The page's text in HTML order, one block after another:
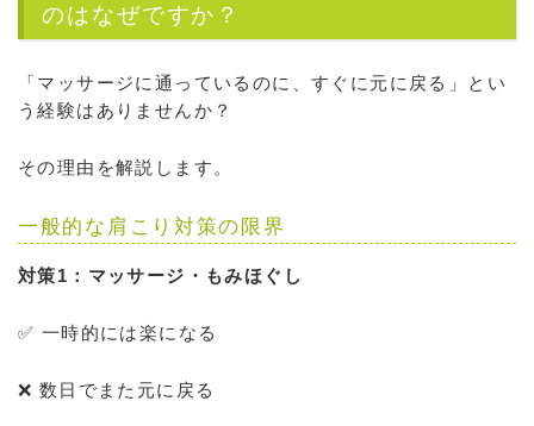
のはなぜですか？
「マッサージに通っているのに、すぐに元に戻る」とい
う経験はありませんか？
その理由を解説します。
一般的な肩こり対策の限界
対策1：マッサージ・もみほぐし
✅ 一時的には楽になる
❌ 数日でまた元に戻る